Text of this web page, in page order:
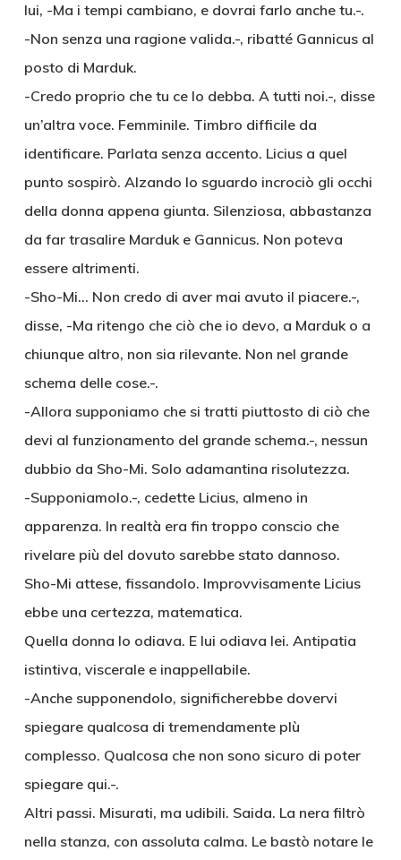
lui, -Ma i tempi cambiano, e dovrai farlo anche tu.-.
-Non senza una ragione valida.-, ribatté Gannicus al
posto di Marduk.
-Credo proprio che tu ce lo debba. A tutti noi.-, disse
un’altra voce. Femminile. Timbro difficile da
identificare. Parlata senza accento. Licius a quel
punto sospirò. Alzando lo sguardo incrociò gli occhi
della donna appena giunta. Silenziosa, abbastanza
da far trasalire Marduk e Gannicus. Non poteva
essere altrimenti.
-Sho-Mi… Non credo di aver mai avuto il piacere.-,
disse, -Ma ritengo che ciò che io devo, a Marduk o a
chiunque altro, non sia rilevante. Non nel grande
schema delle cose.-.
-Allora supponiamo che si tratti piuttosto di ciò che
devi al funzionamento del grande schema.-, nessun
dubbio da Sho-Mi. Solo adamantina risolutezza.
-Supponiamolo.-, cedette Licius, almeno in
apparenza. In realtà era fin troppo conscio che
rivelare più del dovuto sarebbe stato dannoso.
Sho-Mi attese, fissandolo. Improvvisamente Licius
ebbe una certezza, matematica.
Quella donna lo odiava. E lui odiava lei. Antipatia
istintiva, viscerale e inappellabile.
-Anche supponendolo, significherebbe dovervi
spiegare qualcosa di tremendamente pIù
complesso. Qualcosa che non sono sicuro di poter
spiegare qui.-.
Altri passi. Misurati, ma udibili. Saida. La nera filtrò
nella stanza, con assoluta calma. Le bastò notare le